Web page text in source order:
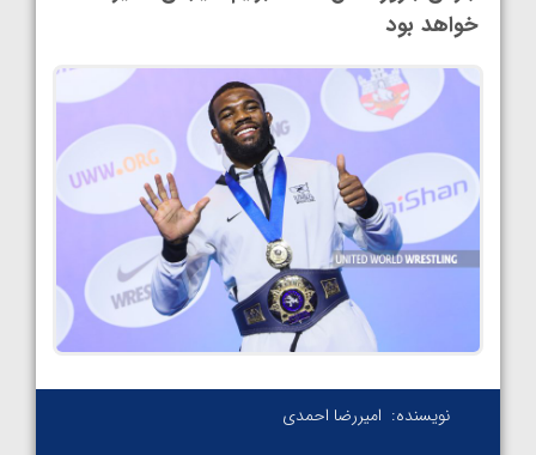
خواهد بود
نویسنده: امیررضا احمدی